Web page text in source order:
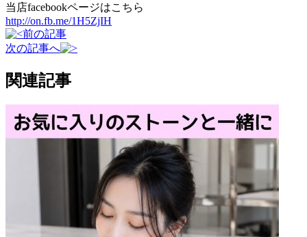
当店facebookページはこちら
http://on.fb.me/1H5ZjIH
前の記事
次の記事へ
関連記事